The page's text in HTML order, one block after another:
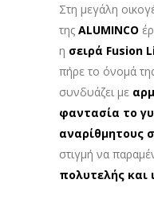
Στη μεγάλη
της ALUMINCO
η σειρά Fusion
πήρε το όνομά
συνδυάζει με
φαντασία το
αναρίθμητους
στιγμή να
πολυτελής και